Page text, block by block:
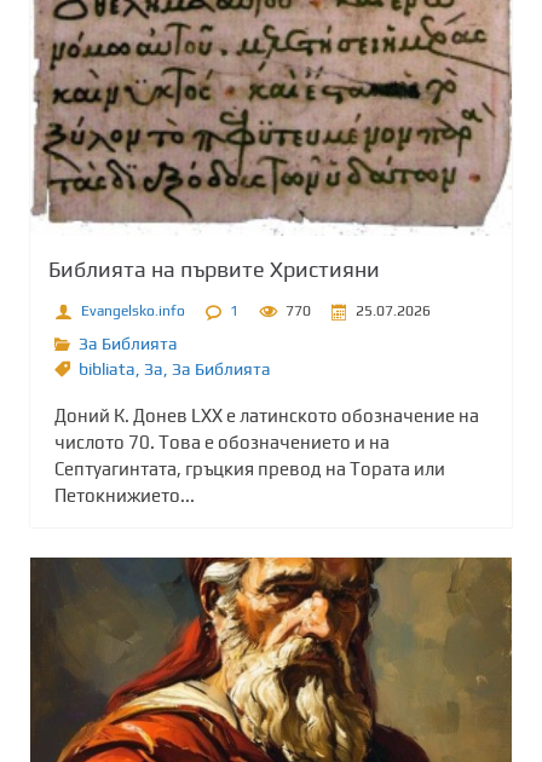
Библията на първите Християни
Evangelsko.info 1 770 25.07.2026
За Библията
bibliata Зa За Библията
Доний К. Донев LXX е латинското обозначение на
числото 70. Това е обозначението и на
Септуагинтата, гръцкия превод на Тората или
Петокнижието...